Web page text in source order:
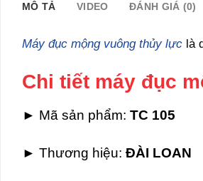
MÔ TẢ VIDEO ĐÁNH GIÁ (0)
Máy đục mộng vuông thủy lực là
Chi tiết máy đục
► Mã sản phẩm: TC 105
► Thương hiệu: ĐÀI LOAN